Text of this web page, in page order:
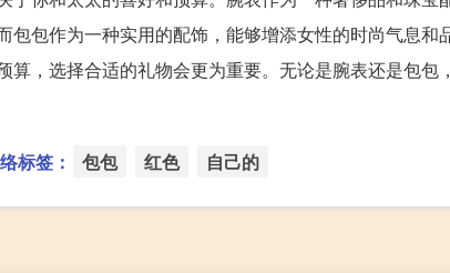
包作为一种实用的配饰，能够增添女性的时尚气息和
，选择合适的礼物会更为重要。无论是腕表还是包包
标签： 包包 红色 自己的